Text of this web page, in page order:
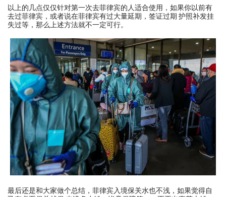
以上的几点仅仅针对第一次去菲律宾的人适合使用，如果你以前有
去过菲律宾，或者说在菲律宾有过大量延期，签证过期 护照补发挂
失过等，那么上述方法就不一定可行。
最后还是和大家做个总结，菲律宾入境保关水也不浅，如果觉得自